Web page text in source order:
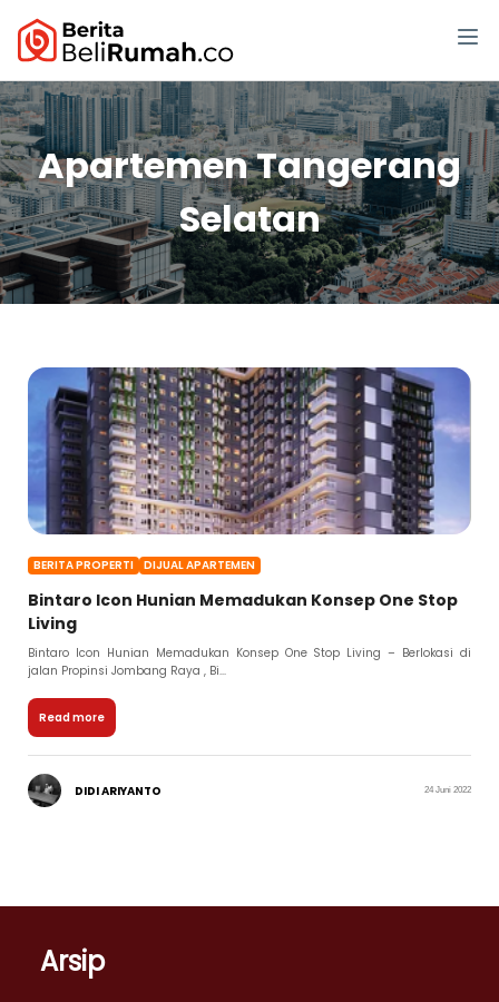
Apartemen Tangerang
Selatan
BERITA PROPERTI DIJUAL APARTEMEN
Bintaro Icon Hunian Memadukan Konsep One Stop
Living
Bintaro Icon Hunian Memadukan Konsep One Stop Living – Berlokasi di
jalan Propinsi Jombang Raya , Bi...
Read more
DIDI ARIYANTO 24 Juni 2022
Arsip